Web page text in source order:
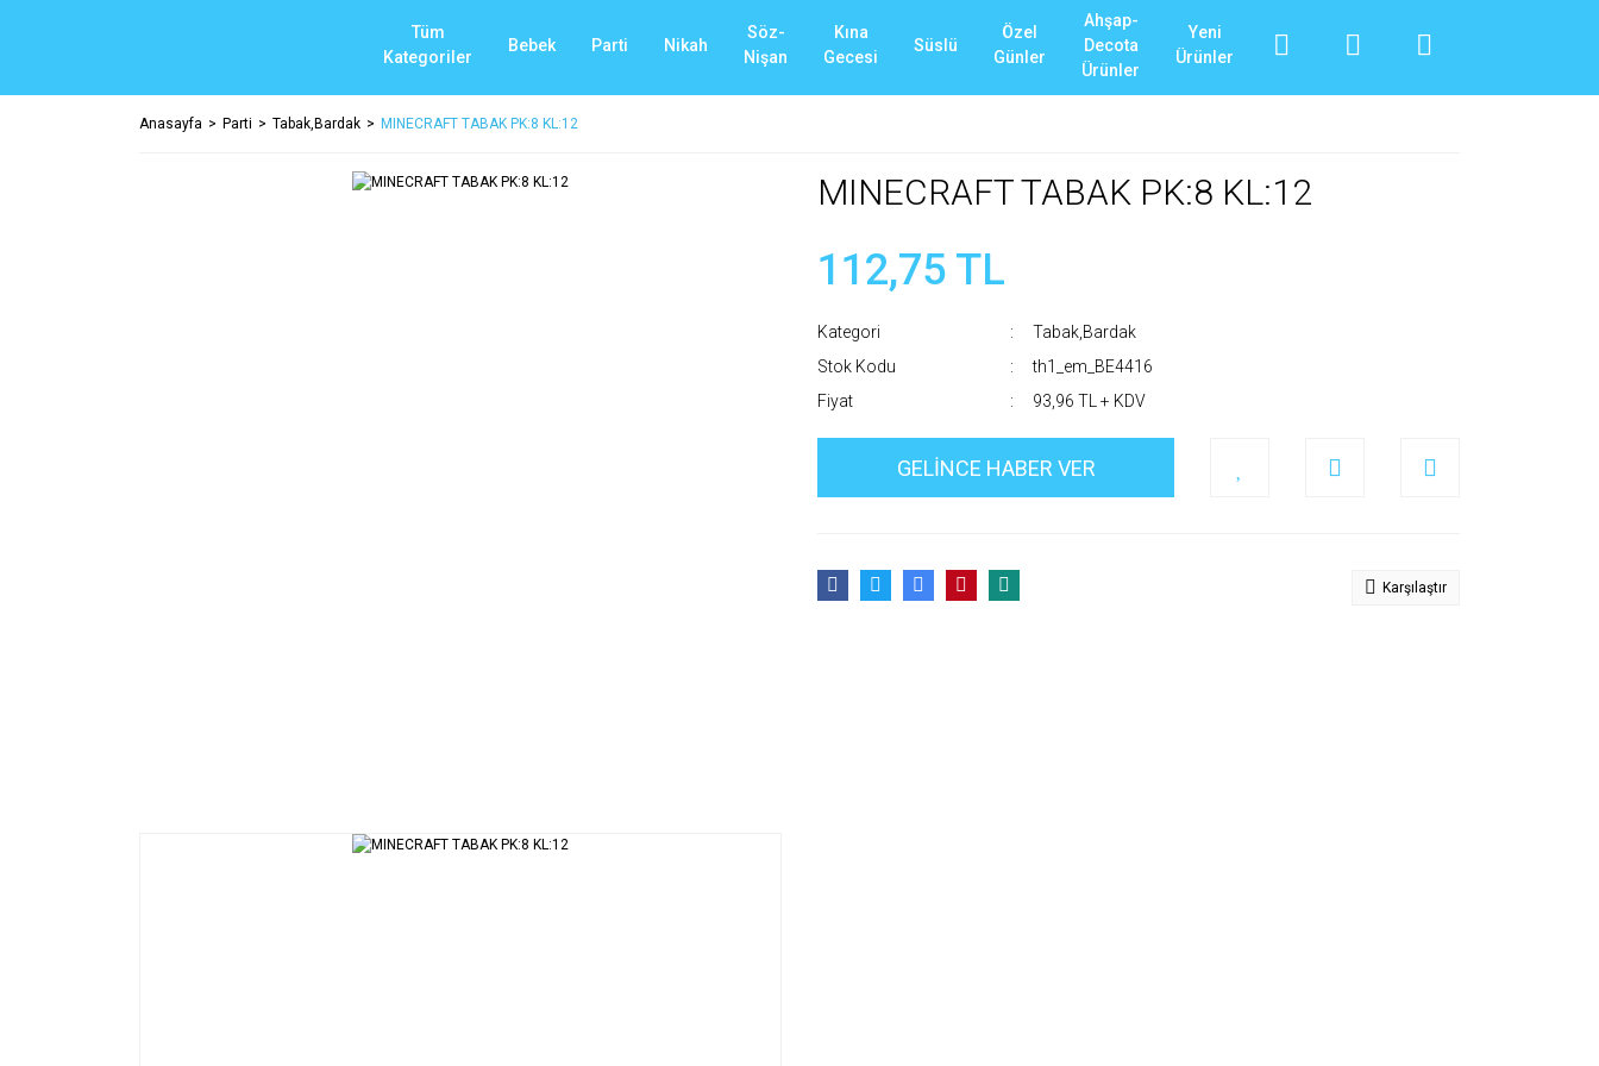
Tüm
Kategoriler
Bebek Parti Nikah
Söz-
Nişan
Kına
Gecesi
Süslü
Özel
Günler
Ahşap-
Decota
Ürünler
Yeni
Ürünler
Anasayfa Parti Tabak,Bardak MINECRAFT TABAK PK:8 KL:12
MINECRAFT TABAK PK:8 KL:12
112,75 TL
Kategori
Tabak,Bardak
Stok Kodu
th1_em_BE4416
Fiyat
93,96 TL + KDV
GELİNCE HABER VER
Karşılaştır